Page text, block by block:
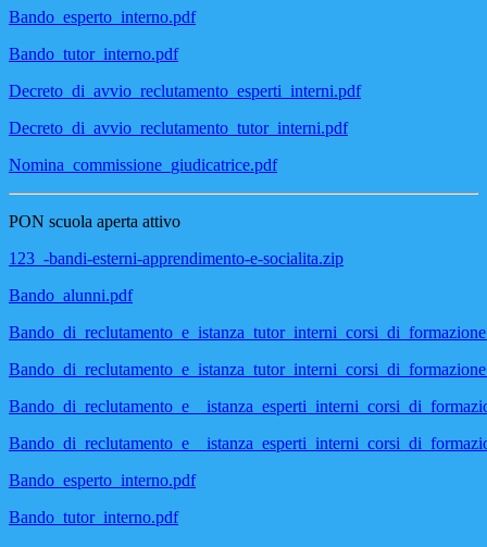
Bando_esperto_interno.pdf
Bando_tutor_interno.pdf
Decreto_di_avvio_reclutamento_esperti_interni.pdf
Decreto_di_avvio_reclutamento_tutor_interni.pdf
Nomina_commissione_giudicatrice.pdf
PON scuola aperta attivo
123_-bandi-esterni-apprendimento-e-socialita.zip
Bando_alunni.pdf
Bando_esperto_interno.pdf
Bando_tutor_interno.pdf